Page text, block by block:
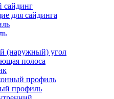
сайдинг
для сайдинга
(наружный) угол
полоса
профиль
профиль